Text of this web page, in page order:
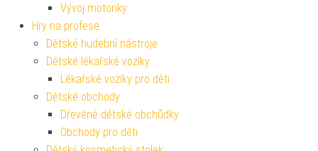
Vývoj motoriky
Hry na profese
Dětské hudební nástroje
Dětské lékařské vozíky
Lékařské vozíky pro děti
Dětské obchody
Dřevěné dětské obchůdky
Obchody pro děti